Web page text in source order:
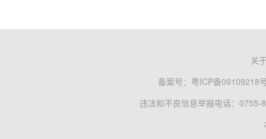
关
备案号： 粤ICP备09109218
违法和不良信息举报电话：0755-